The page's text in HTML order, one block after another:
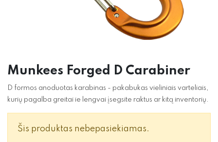
Munkees Forged D Carabiner
D formos anoduotas karabinas - pakabukas vieliniais varteliais,
kurių pagalba greitai ie lengvai įsegsite raktus ar kitą inventorių.
Šis produktas nebepasiekiamas.